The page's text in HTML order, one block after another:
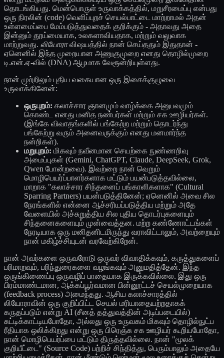
தொடங்கியது. மென்பொருள் உருவாக்கத்தில், மறுசீரமைப்பு என்பது
ஒரு நிரலின் (code) வெளிப்புறச் செயல்பாட்டை மாற்றாமல் அதன்
உள்ளமைப்பை மேம்படுத்துவதைக் குறிக்கும் - அதாவது அதை
இன்னும் தூய்மையாக, உலகளாவியதாக, மற்றும் வலுவாக
மாற்றுவது. லியோராவிஷயத்தில் நான் செய்ததும் இதுதான் -
ஏனெனில் இந்த முறையான அணுகுமுறை எனது தொழில்முறை
டி.என்.ஏ-வில் (DNA) ஆழமாக வேரூன்றியுள்ளது.
நான் முற்றிலும் புதிய வகையான ஒரு இசைக்குழுவை
உருவாக்கினேன்:
ஒருபுறம்: கலாச்சார ஞானமும் வாழ்க்கை அனுபவமும்
கொண்ட எனது மனித நண்பர்கள் மற்றும் சக ஊழியர்கள்.
(இங்கே விவாதங்களில் பங்கேற்ற மற்றும் தொடர்ந்து
பங்கேற்று வரும் அனைவருக்கும் எனது மனமார்ந்த
நன்றிகள்).
மறுபுறம்: மிகவும் நவீனமான செயற்கை நுண்ணறிவு
அமைப்புகள் (Gemini, ChatGPT, Claude, DeepSeek, Grok,
Qwen போன்றவை). இவற்றை நான் வெறும்
மொழிபெயர்ப்பாளர்களாக மட்டும் பயன்படுத்தவில்லை,
மாறாக "கலாச்சார சிந்தனைப் பங்காளிகளாக" (Cultural
Sparring Partners) பயன்படுத்தினேன்; ஏனெனில் அவை சில
நேரங்களில் என்னை ஆச்சரியப்படுத்திய மற்றும் அதே
வேளையில் அச்சுறுத்திய சில புதிய தொடர்புகளையும்
சிந்தனைகளையும் முன்வைத்தன. மற்ற கண்ணோட்டங்கள்
நேரடியாக ஒரு மனிதனிடமிருந்து வராவிட்டாலும், அவற்றையும்
நான் மகிழ்ச்சியுடன் வரவேற்கிறேன்.
நான் அவர்களை ஒருவரோடு ஒருவர் விவாதிக்கவும், கருத்துகளைப்
பரிமாறவும், பரிந்துரைகளை வழங்கவும் அனுமதித்தேன். இந்த
ஒருங்கிணைப்பு ஒருவழிப் பாதையாக இருக்கவில்லை. இது ஒரு
பிரம்மாண்டமான, ஆக்கப்பூர்வமான பின்னூட்டச் செயல்முறையாக
(feedback process) அமைந்தது. ஆசிய கலாச்சாரத்தில்
லியோராவின் ஒரு குறிப்பிட்ட செயல் மரியாதையற்றதாகக்
கருதப்படும் என்று AI (சீனத் தத்துவத்தின் அடிப்படையில்)
சுட்டிக்காட்டியபோதோ, அல்லது ஒரு உருவகம் மிகவும் தொழில்நுட்ப
ரீதியாக ஒலிக்கிறது என்று ஒரு பிரெஞ்சு சக ஊழியர் கூறியபோதோ,
நான் மொழிபெயர்ப்பை மட்டும் திருத்தவில்லை. நான் "மூலக்
குறியீட்டை" (Source Code) பற்றிச் சிந்தித்து, பெரும்பாலும் அதையே